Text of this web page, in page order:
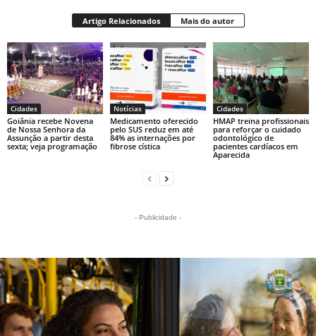
Artigo Relacionados Mais do autor
Cidades
Goiânia recebe Novena
de Nossa Senhora da
Assunção a partir desta
sexta; veja programação
Notícias
Medicamento oferecido
pelo SUS reduz em até
84% as internações por
fibrose cística
Cidades
HMAP treina profissionais
para reforçar o cuidado
odontológico de
pacientes cardíacos em
Aparecida
- Publicidade -